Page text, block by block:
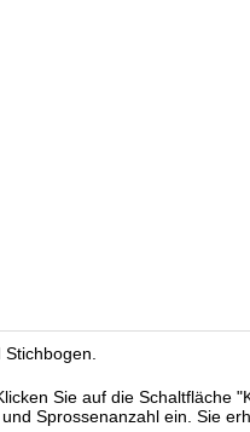
Sie auf die Schaltfläche
Sprossenanzahl ein. Sie